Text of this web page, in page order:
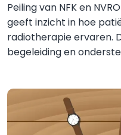
Peiling van NFK en
geeft inzicht in hoe
radiotherapie ervaren.
begeleiding en